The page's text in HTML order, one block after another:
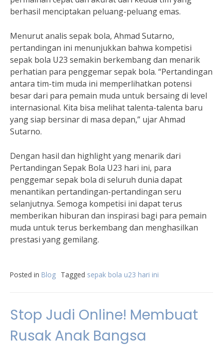
berhasil menciptakan peluang-peluang emas.
Menurut analis sepak bola, Ahmad Sutarno,
pertandingan ini menunjukkan bahwa kompetisi
sepak bola U23 semakin berkembang dan menarik
perhatian para penggemar sepak bola. “Pertandingan
antara tim-tim muda ini memperlihatkan potensi
besar dari para pemain muda untuk bersaing di level
internasional. Kita bisa melihat talenta-talenta baru
yang siap bersinar di masa depan,” ujar Ahmad
Sutarno.
Dengan hasil dan highlight yang menarik dari
Pertandingan Sepak Bola U23 hari ini, para
penggemar sepak bola di seluruh dunia dapat
menantikan pertandingan-pertandingan seru
selanjutnya. Semoga kompetisi ini dapat terus
memberikan hiburan dan inspirasi bagi para pemain
muda untuk terus berkembang dan menghasilkan
prestasi yang gemilang.
Posted in Blog Tagged sepak bola u23 hari ini
Stop Judi Online! Membuat
Rusak Anak Bangsa